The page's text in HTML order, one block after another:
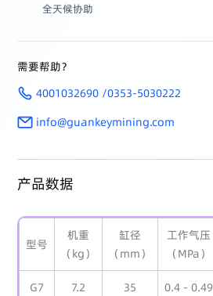
全天候协助
需要帮助？
4001032690 /0353-5030222
info@guankeymining.com
产品数据
型号
机重
（kg）
缸径
（mm）
工作气压
（MPa）
G7 7.2 35 0.4 - 0.49